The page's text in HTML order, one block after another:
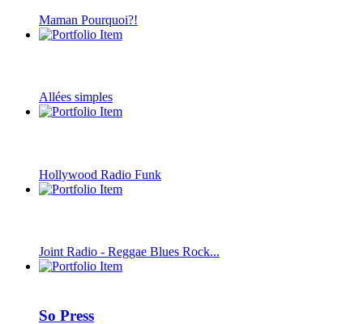
Maman Pourquoi?!
Allées simples
Hollywood Radio Funk
Joint Radio - Reggae Blues Rock...
So Press